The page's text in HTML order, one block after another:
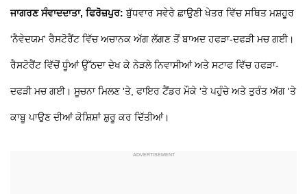
ਜਾਗਰਣ ਸੰਵਾਦਦਾਤਾ, ਫਿਰੋਜ਼ਪੁਰ:ਬੁੱਧਵਾਰ ਸਵੇਰੇ ਛਾਉਣੀ ਖੇਤਰ ਵਿੱਚ ਸਥਿਤ ਮਸ਼ਹੂਰ
'ਨੈਵੇਦਯਮ' ਰੈਸਟੋਰੈਂਟ ਵਿੱਚ ਅਚਾਨਕ ਅੱਗ ਲੱਗਣ ਤੋਂ ਬਾਅਦ ਹਫੜਾ-ਦਫੜੀ ਮਚ ਗਈ।
ਰੈਸਟੋਰੈਂਟ ਵਿੱਚੋਂ ਧੂੰਆਂ ਉੱਠਦਾ ਦੇਖ ਕੇ ਨੇੜਲੇ ਨਿਵਾਸੀਆਂ ਅਤੇ ਸਟਾਫ ਵਿੱਚ ਹਫੜਾ-
ਦਫੜੀ ਮਚ ਗਈ। ਸੂਚਨਾ ਮਿਲਣ 'ਤੇ, ਫਾਇਰ ਟੈਂਡਰ ਮੌਕੇ 'ਤੇ ਪਹੁੰਚੇ ਅਤੇ ਤੁਰੰਤ ਅੱਗ 'ਤੇ
ਕਾਬੂ ਪਾਉਣ ਦੀਆਂ ਕੋਸ਼ਿਸ਼ਾਂ ਸ਼ੁਰੂ ਕਰ ਦਿੱਤੀਆਂ।